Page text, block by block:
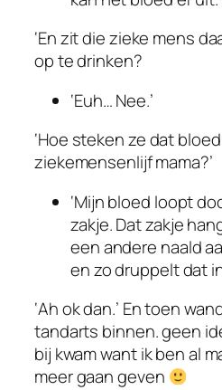
‘En zit die zieke mens
op te drinken?
‘Euh… Nee.’
‘Hoe steken ze dat
ziekemensenlijf mama?’
‘Mijn bloed loopt
zakje. Dat zakje
een andere naald
en zo druppelt dat
‘Ah ok dan.’ En toen
tandarts binnen. geen
bij kwam want ik ben al
meer gaan geven